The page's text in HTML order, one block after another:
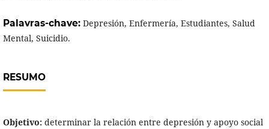
Palavras-chave: Depresión, Enfermería, Estudiantes, Salud
Mental, Suicidio.
RESUMO
Objetivo:determinar la relación entre depresión y apoyo social